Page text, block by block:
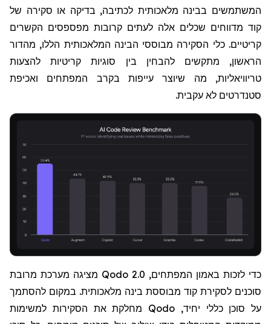
המשתמשים בבינה מלאכותית לכתיבה, בדיקה או סקירה של
קוד מדווחים שכלים אלה לעתים קרובות מפספסים הקשרים
קריטיים. כלי הסקירה מבוססי הבינה המלאכותית הללו, מהדור
הראשון, מתקשים להבחין בין סוגיות קריטיות להצעות
טריוויאליות, מה שיוצר עייפות בקרב המפתחים ואכיפת
סטנדרטים לא עקבית.
כדי לזכות באמון המפתחים, Qodo 2.0 מציגה מערכת מרובת
סוכנים לסקירת קוד מבוססת בינה מלאכותית. במקום להסתמך
על סוכן כללי יחיד, Qodo מחלקת את הסקירות למשימות